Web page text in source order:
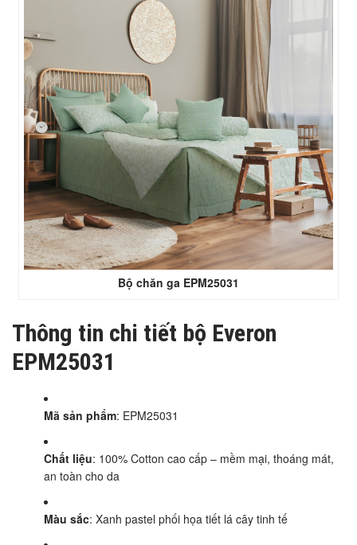
Bộ chăn ga EPM25031
Thông tin chi tiết bộ Everon
EPM25031
Mã sản phẩm: EPM25031
Chất liệu: 100% Cotton cao cấp – mềm mại, thoáng mát,
an toàn cho da
Màu sắc: Xanh pastel phối họa tiết lá cây tinh tế